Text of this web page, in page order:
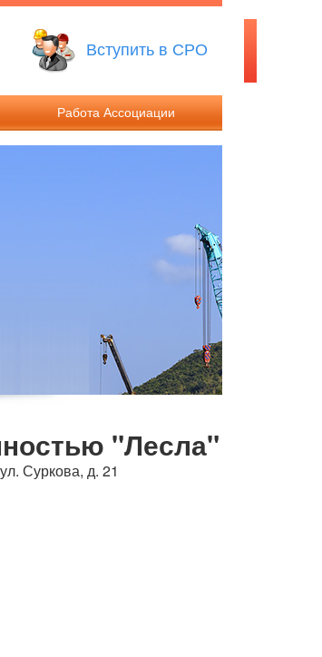
Вступить в СРО
Работа Ассоциации
Решения Общего собрания
Работа Контрольного комитета
бухгалтерской отчетности
Ассоциации и результатах её
"Лесла"
Суркова, д. 21